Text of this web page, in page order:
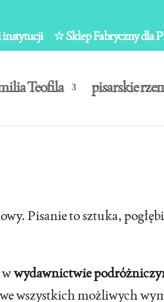
instytucji ☆ Sklep Fabryczny dla
Teofila pisarskie
Pisanie to sztuka,
wydawnictwie
wszystkich możliwych